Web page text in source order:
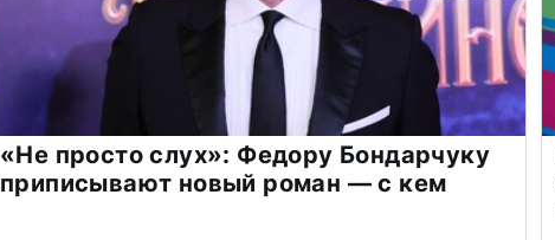
«Не просто слух»: Федору Бондарчуку
приписывают новый роман — с кем